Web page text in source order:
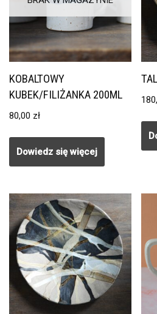
KOBALTOWY
KUBEK/FILIŻANKA 200ML
80,00 zł
Dowiedz się więcej